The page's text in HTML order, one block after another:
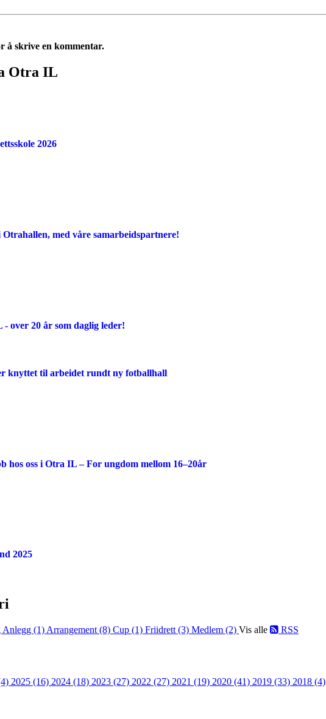
å skrive en kommentar.
Otra IL
2026
med våre samarbeidspartnere!
over 20 år som daglig leder!
knyttet til arbeidet rundt ny fotballhall
hos oss i Otra IL – For ungdom mellom 16–20år
2025
Anlegg (1) Arrangement (8) Cup (1) Friidrett (3) Medlem (2) Vis alle RSS
2025 (16) 2024 (18) 2023 (27) 2022 (27) 2021 (19) 2020 (41) 2019 (33) 2018 (4)